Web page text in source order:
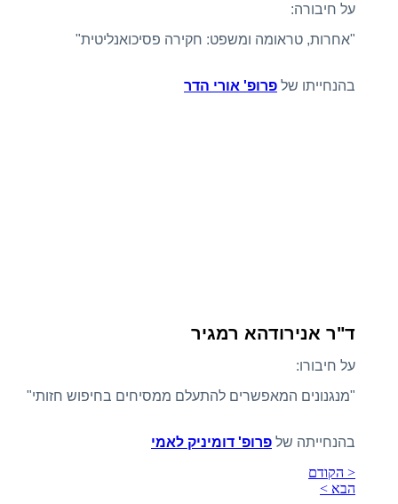
על חיבורה:
"אחרות, טראומה ומשפט: חקירה פסיכואנליטית"
בהנחייתו של פרופ' אורי הדר
ד"ר אנירודהא רמגיר
על חיבורו:
"מנגנונים המאפשרים להתעלם ממסיחים בחיפוש חזותי"
בהנחייתה של פרופ' דומיניק לאמי
< הקודם
הבא >